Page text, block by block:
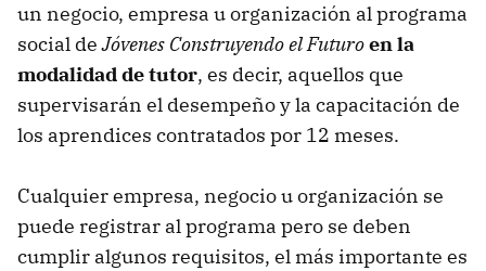
un negocio, empresa u organización al programa
social deJóvenes Construyendo el Futuroen la
modalidad de tutor, es decir, aquellos que
supervisarán el desempeño y la capacitación de
los aprendices contratados por 12 meses.
Cualquier empresa, negocio u organización se
puede registrar al programa pero se deben
cumplir algunos requisitos, el más importante es